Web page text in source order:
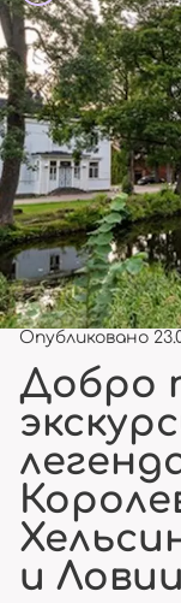
Опубликовано
Добро
и